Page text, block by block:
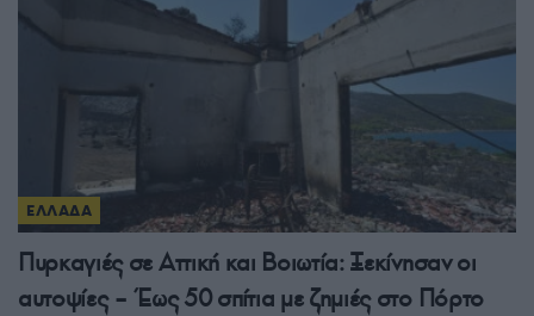
ΕΛΛΑΔΑ
Πυρκαγιές σε Αττική και Βοιωτία: Ξεκίνησαν οι
αυτοψίες – Έως 50 σπίτια με ζημιές στο Πόρτο